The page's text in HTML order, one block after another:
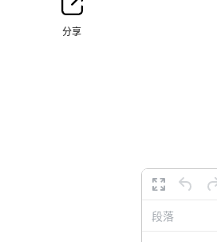
分享
段落